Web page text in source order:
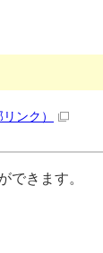
リンク）
できます。